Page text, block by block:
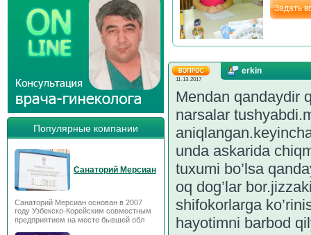
Популярные компании
Санаторий Мерсиан
Санаторий Мерсиан основан в 2007
году Узбекско-Корейским совместным
предприятием на месте бывшей обл
Задать
11-13-2017
erkin
Mendan qandaydir
narsalar
unda askarida
tuxumi bo’lsa
oq dog’lar
shifokorlarga
hayotimni barbod